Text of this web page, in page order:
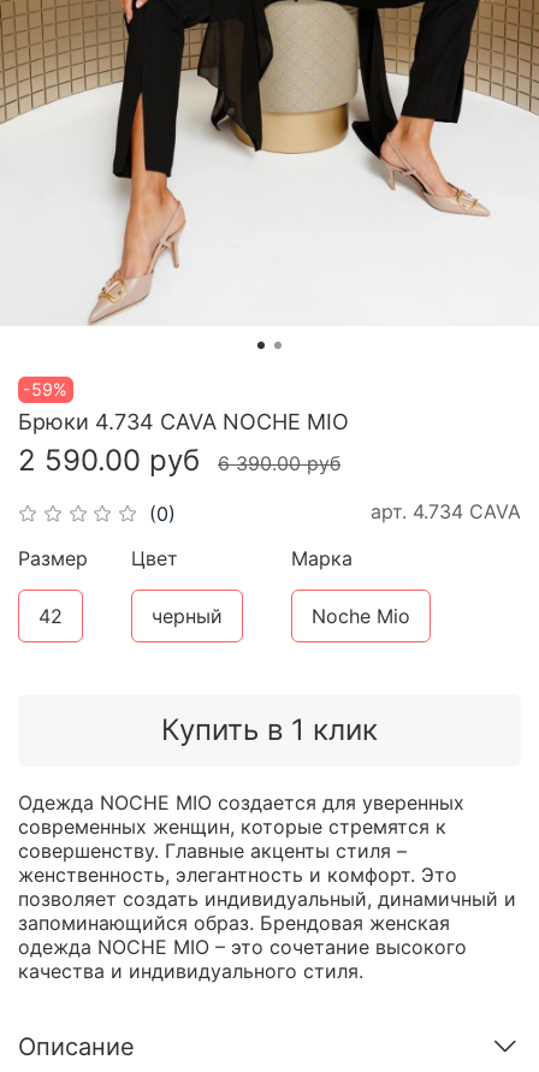
-59%
(0) арт. 4.734 CAVA
Брюки 4.734 CAVA NOCHE MIO
2 590.00 руб 6 390.00 руб
Купить в 1 клик
Размер
42
Цвет
черный
Марка
Noche Mio
Одежда NOCHE MIO создается для уверенных
современных женщин, которые стремятся к
совершенству. Главные акценты стиля –
женственность, элегантность и комфорт. Это
позволяет создать индивидуальный, динамичный и
запоминающийся образ. Брендовая женская
одежда NOCHE MIO – это сочетание высокого
качества и индивидуального стиля.
Описание